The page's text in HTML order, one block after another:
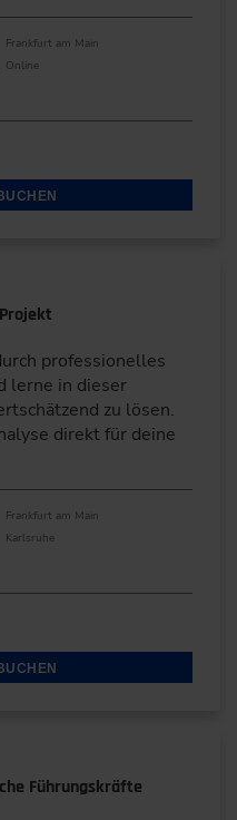
Frankfurt am Main
Online
professionelles
lerne in dieser
zu lösen.
direkt für deine
Frankfurt am Main
Karlsruhe
Führungskräfte